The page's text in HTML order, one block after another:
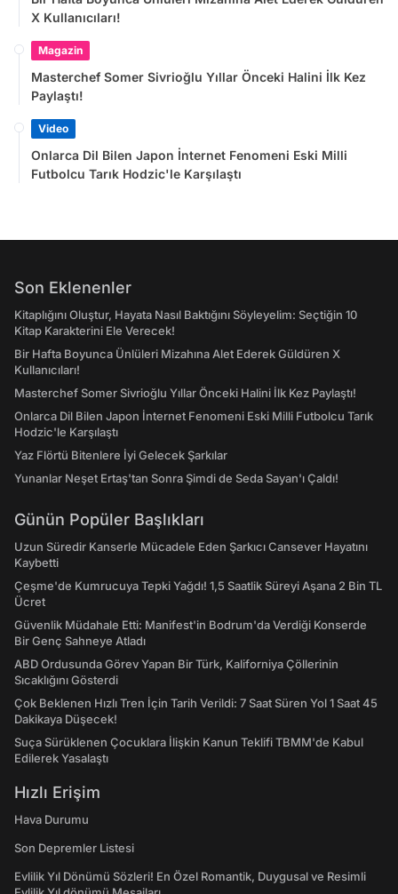
X Kullanıcıları!
Magazin
Masterchef Somer Sivrioğlu Yıllar Önceki Halini İlk Kez
Paylaştı!
Video
Onlarca Dil Bilen Japon İnternet Fenomeni Eski Milli
Futbolcu Tarık Hodzic'le Karşılaştı
Son Eklenenler
Kitaplığını Oluştur, Hayata Nasıl Baktığını Söyleyelim: Seçtiğin 10
Kitap Karakterini Ele Verecek!
Bir Hafta Boyunca Ünlüleri Mizahına Alet Ederek Güldüren X
Kullanıcıları!
Masterchef Somer Sivrioğlu Yıllar Önceki Halini İlk Kez Paylaştı!
Onlarca Dil Bilen Japon İnternet Fenomeni Eski Milli Futbolcu Tarık
Hodzic'le Karşılaştı
Yaz Flörtü Bitenlere İyi Gelecek Şarkılar
Yunanlar Neşet Ertaş'tan Sonra Şimdi de Seda Sayan'ı Çaldı!
Günün Popüler Başlıkları
Uzun Süredir Kanserle Mücadele Eden Şarkıcı Cansever Hayatını
Kaybetti
Çeşme'de Kumrucuya Tepki Yağdı! 1,5 Saatlik Süreyi Aşana 2 Bin TL
Ücret
Güvenlik Müdahale Etti: Manifest'in Bodrum'da Verdiği Konserde
Bir Genç Sahneye Atladı
ABD Ordusunda Görev Yapan Bir Türk, Kaliforniya Çöllerinin
Sıcaklığını Gösterdi
Çok Beklenen Hızlı Tren İçin Tarih Verildi: 7 Saat Süren Yol 1 Saat 45
Dakikaya Düşecek!
Suça Sürüklenen Çocuklara İlişkin Kanun Teklifi TBMM'de Kabul
Edilerek Yasalaştı
Hızlı Erişim
Hava Durumu
Son Depremler Listesi
Evlilik Yıl Dönümü Sözleri! En Özel Romantik, Duygusal ve Resimli